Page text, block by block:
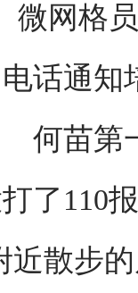
微网格
话通知
何苗第
了110
近散步